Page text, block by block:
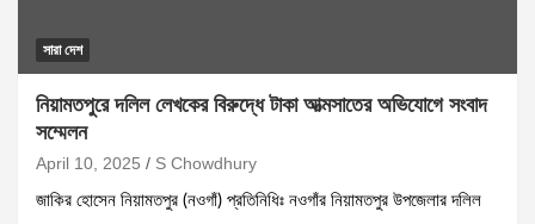
সারা দেশ
নিয়ামতপুরে দলিল লেখকের বিরুদ্ধে টাকা আত্মসাতের অভিযোগে সংবাদ
সম্মেলন
April 10, 2025 S Chowdhury
জাকির হোসেন নিয়ামতপুর (নওগাঁ) প্রতিনিধিঃ নওগাঁর নিয়ামতপুর উপজেলার দলিল